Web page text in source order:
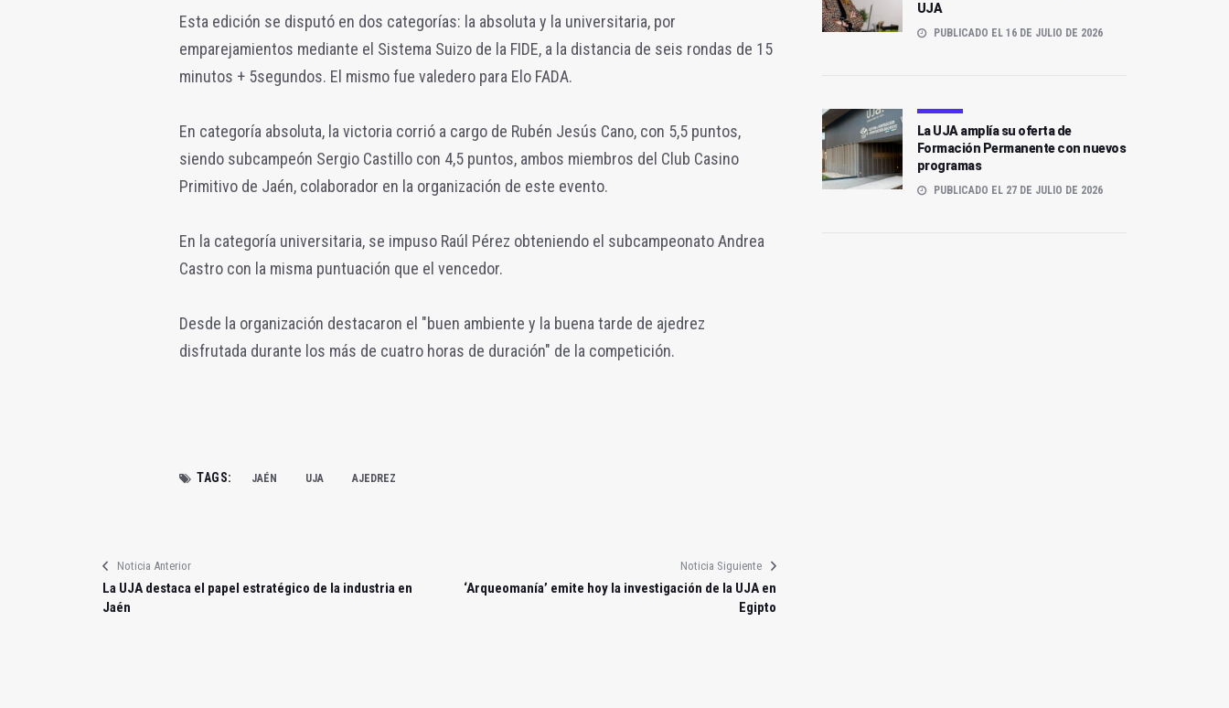
Esta edición se disputó en dos categorías: la absoluta y la universitaria, por
emparejamientos mediante el Sistema Suizo de la FIDE, a la distancia de seis rondas de 15
minutos + 5segundos. El mismo fue valedero para Elo FADA.
En categoría absoluta, la victoria corrió a cargo de Rubén Jesús Cano, con 5,5 puntos,
siendo subcampeón Sergio Castillo con 4,5 puntos, ambos miembros del Club Casino
Primitivo de Jaén, colaborador en la organización de este evento.
En la categoría universitaria, se impuso Raúl Pérez obteniendo el subcampeonato Andrea
Castro con la misma puntuación que el vencedor.
Desde la organización destacaron el "buen ambiente y la buena tarde de ajedrez
disfrutada durante los más de cuatro horas de duración" de la competición.
TAGS: JAÉN UJA AJEDREZ
Noticia Anterior
La UJA destaca el papel estratégico de la industria en
Jaén
Noticia Siguiente
‘Arqueomanía’ emite hoy la investigación de la UJA en
Egipto
UJA
PUBLICADO EL 16 DE JULIO DE 2026
La UJA amplía su oferta de
Formación Permanente con nuevos
programas
PUBLICADO EL 27 DE JULIO DE 2026